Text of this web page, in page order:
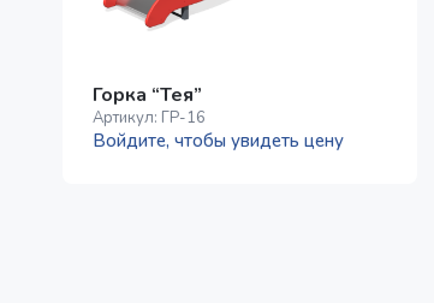
Горка “Тея”
Артикул: ГР-16
Войдите, чтобы увидеть цену